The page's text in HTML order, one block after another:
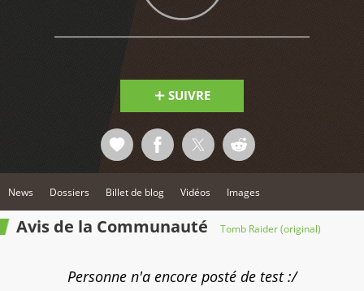
SUIVRE
News Dossiers Billet de blog Vidéos Images
Avis de la Communauté Tomb Raider (original)
Personne n'a encore posté de test :/